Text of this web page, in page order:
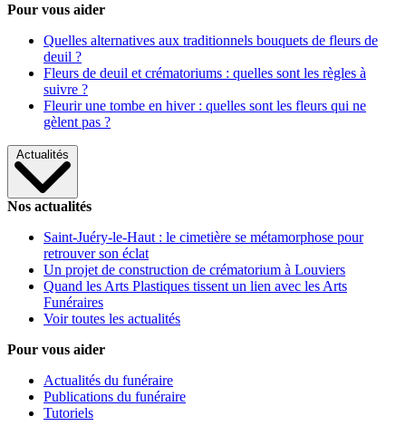
Pour vous aider
Quelles alternatives aux traditionnels bouquets de fleurs de
deuil ?
Fleurs de deuil et crématoriums : quelles sont les règles à
suivre ?
Fleurir une tombe en hiver : quelles sont les fleurs qui ne
gèlent pas ?
Actualités
Nos actualités
Saint-Juéry-le-Haut : le cimetière se métamorphose pour
retrouver son éclat
Un projet de construction de crématorium à Louviers
Quand les Arts Plastiques tissent un lien avec les Arts
Funéraires
Voir toutes les actualités
Pour vous aider
Actualités du funéraire
Publications du funéraire
Tutoriels